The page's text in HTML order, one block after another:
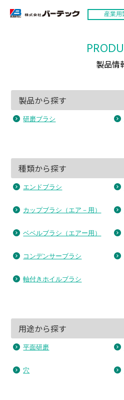
産業用
製品情
製品から探す
研磨ブラシ
種類から探す
エンドブラシ
カップブラシ（エア－用）
ベベルブラシ（エアー用）
コンデンサーブラシ
軸付きホイルブラシ
用途から探す
平面研磨
穴